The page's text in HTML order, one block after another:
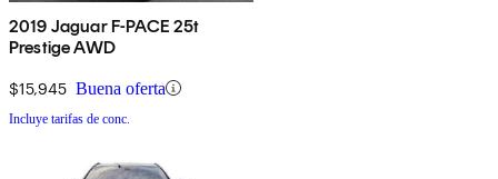
2019 Jaguar F-PACE 25t
Prestige AWD
$15,945 Buena oferta
Incluye tarifas de conc.